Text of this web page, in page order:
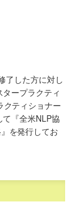
了した方に対し
ープラクティ
クティショナー
て『全米NLP協
を発行してお